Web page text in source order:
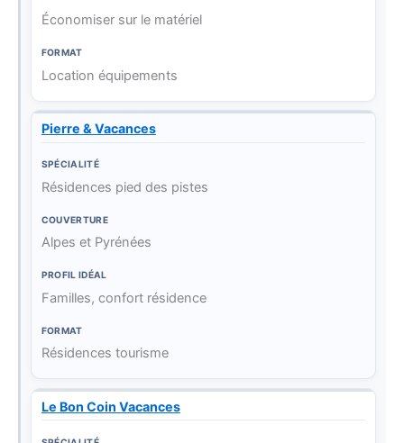
Économiser sur le matériel
Location équipements
Pierre & Vacances
Résidences pied des pistes
Alpes et Pyrénées
Familles, confort résidence
Résidences tourisme
Le Bon Coin Vacances